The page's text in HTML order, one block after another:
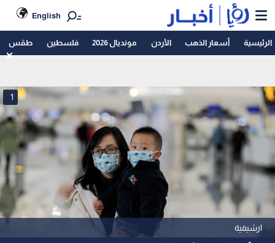
English
الرئيسية أسعار الذهب الأردن مونديال 2026 فلسطين طقس
ارشيفية
1